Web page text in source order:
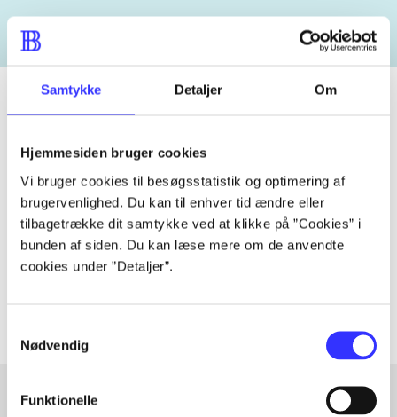
Samtykke Detaljer Om
Hjemmesiden bruger cookies
Vi bruger cookies til besøgsstatistik og optimering af
brugervenlighed. Du kan til enhver tid ændre eller
tilbagetrække dit samtykke ved at klikke på ”Cookies” i
bunden af siden. Du kan læse mere om de anvendte
cookies under ”Detaljer”.
Nødvendig
Funktionelle
Tidsskrift
Artiklen er en del af
lorem ipsum dolor sit amet ...
Tidsskrift